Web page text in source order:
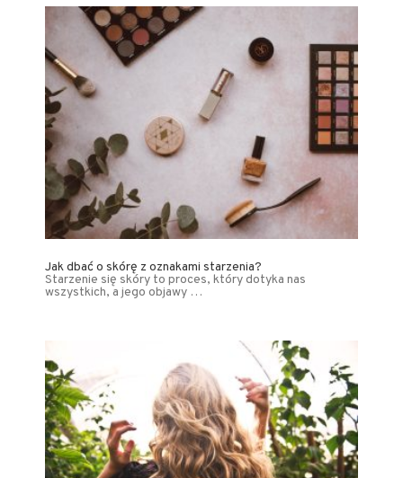
Jak dbać o skórę z oznakami starzenia?
Starzenie się skóry to proces, który dotyka nas
wszystkich, a jego objawy …